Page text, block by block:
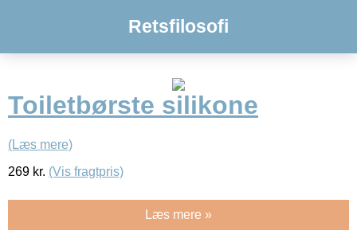
Retsfilosofi
Toiletbørste silikone
(Læs mere)
269 kr. (Vis fragtpris)
Læs mere »